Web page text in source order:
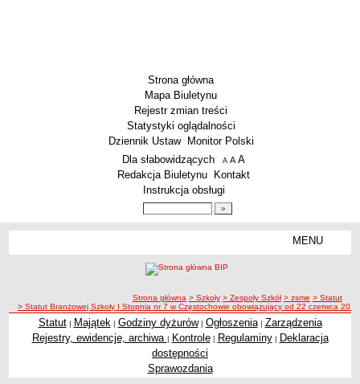
Strona główna
Mapa Biuletynu
Rejestr zmian treści
Statystyki oglądalności
Dziennik Ustaw
Monitor Polski
Menu dodatkowe
Dla słabowidzących A pomniejsz czcionkę
A standardowy rozmiar czcionki
A
Redakcja Biuletynu
Kontakt
Instrukcja obsługi
MENU
Zespoły Szkół
Techniczne Zakłady Naukowe
Przedszkola Miejskie
ścieżka nawigacji
Strona główna > Szkoły > Zespoły Szkół > zsme > Statut
> Statut Branżowej Szkoły I Stopnia nr 7 w Częstochowie obowiązujący od 22 czerwca 2018
Statut| Majątek | Godziny dyżurów| Ogłoszenia| Zarządzenia
Rejestry, ewidencje, archiwa | Kontrole| Regulaminy| Deklaracja
dostępności
Sprawozdania